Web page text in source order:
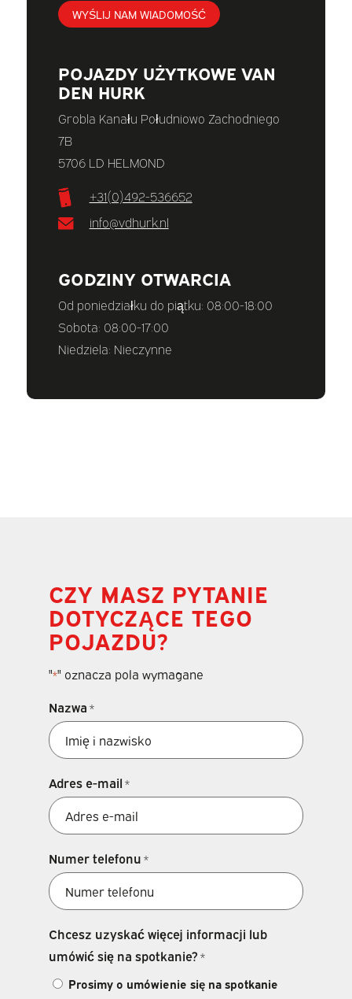
WYŚLIJ NAM WIADOMOŚĆ
POJAZDY UŻYTKOWE VAN
DEN HURK
Grobla Kanału Południowo Zachodniego
7B
5706 LD HELMOND
+31(0)492-536652
info@vdhurk.nl
GODZINY OTWARCIA
Od poniedziałku do piątku: 08:00-18:00
Sobota: 08:00-17:00
Niedziela: Nieczynne
CZY MASZ PYTANIE
DOTYCZĄCE TEGO
POJAZDU?
"*" oznacza pola wymagane
Nazwa *
Adres e-mail *
Numer telefonu *
Chcesz uzyskać więcej informacji lub
umówić się na spotkanie? *
Prosimy o umówienie się na spotkanie